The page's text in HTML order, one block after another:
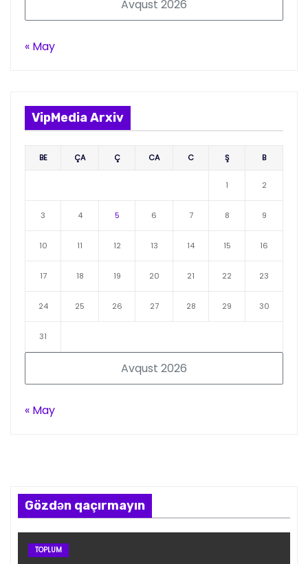
Avqust 2026
« May
VipMedia Arxiv
Avqust 2026
BE ÇA Ç CA C Ş B
1 2
3 4 5 6 7 8 9
10 11 12 13 14 15 16
17 18 19 20 21 22 23
24 25 26 27 28 29 30
31
« May
Gözdən qaçırmayın
TOPLUM